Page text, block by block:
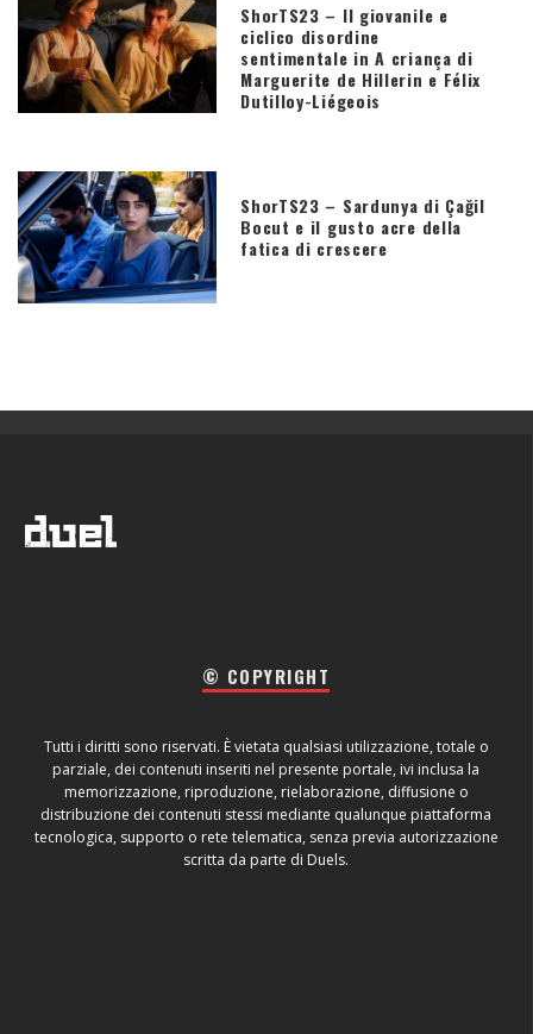
ShorTS23 – Il giovanile e
ciclico disordine
sentimentale in A criança di
Marguerite de Hillerin e Félix
Dutilloy-Liégeois
ShorTS23 – Sardunya di Çağil
Bocut e il gusto acre della
fatica di crescere
© COPYRIGHT
Tutti i diritti sono riservati. È vietata qualsiasi utilizzazione, totale o
parziale, dei contenuti inseriti nel presente portale, ivi inclusa la
memorizzazione, riproduzione, rielaborazione, diffusione o
distribuzione dei contenuti stessi mediante qualunque piattaforma
tecnologica, supporto o rete telematica, senza previa autorizzazione
scritta da parte di Duels.